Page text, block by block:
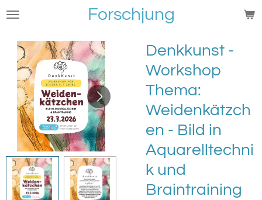
Zum
springen
Forschjung
Denkkunst -
Workshop
Thema:
Weidenkätzch
en - Bild in
Aquarelltechni
k und
Braintraining